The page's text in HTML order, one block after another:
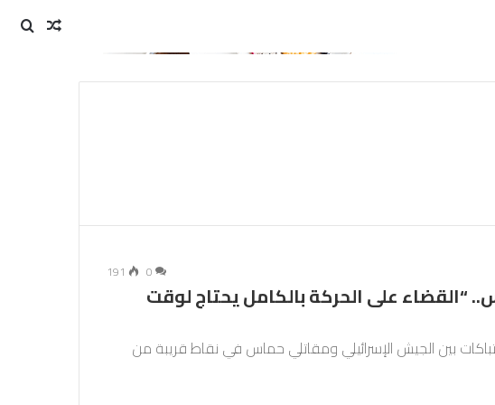
مقال
0
191
“القضاء على الحركة بالكامل يحتاج لوقت
بين الجيش الإسرائيلي ومقاتلي حماس في نقاط قريبة من